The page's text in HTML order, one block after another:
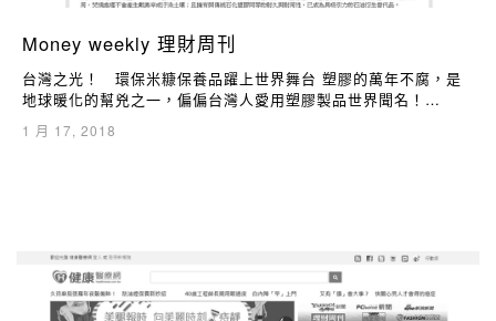
Money weekly 理財周刊
台灣之光！ 環保米糠保養品躍上世界舞台 塑膠的萬年不腐，是
地球暖化的幫兇之一，偏偏台灣人愛用塑膠製品世界聞名！…
1 月 17, 2018